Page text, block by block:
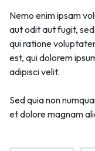
Nemo enim ipsam
aut odit aut fugit,
qui ratione
est, qui dolorem
adipisci velit.
Sed quia non
et dolore magnam